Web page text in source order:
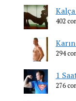
402
294
1
276